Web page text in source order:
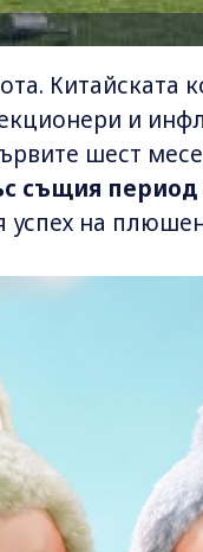
Китайската
и
шест
същия
на